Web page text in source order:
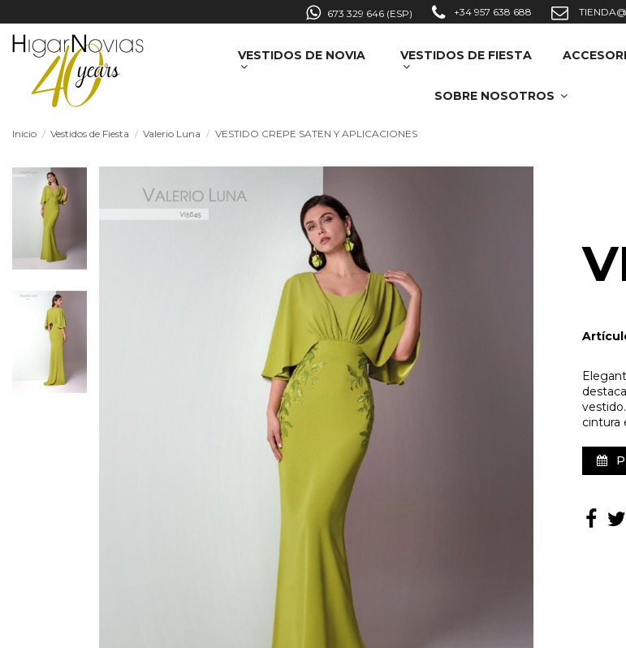
673 329 646 (ESP) +34 957 638 688
VESTIDOS DE NOVIA VESTIDOS DE FIESTA
SOBRE NOSOTROS
Inicio Vestidos de Fiesta Valerio Luna VESTIDO CREPE SATEN Y APLICACIONES
cintura